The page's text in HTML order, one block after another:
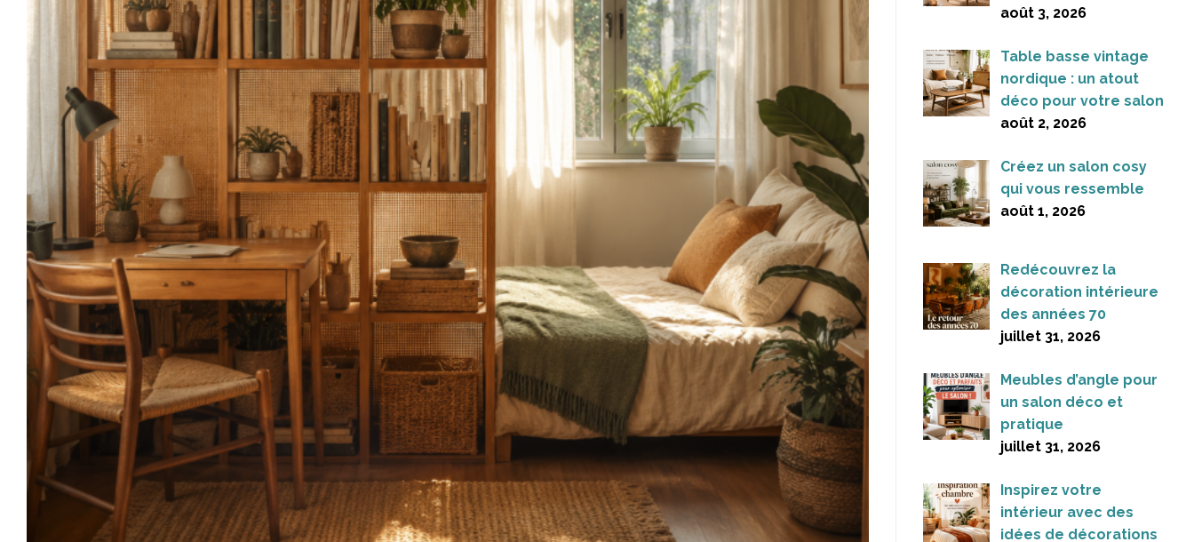
août 3, 2026
Table basse vintage
nordique : un atout
déco pour votre salon
août 2, 2026
Créez un salon cosy
qui vous ressemble
août 1, 2026
Redécouvrez la
décoration intérieure
des années 70
juillet 31, 2026
Meubles d’angle pour
un salon déco et
pratique
juillet 31, 2026
Inspirez votre
intérieur avec des
idées de décorations